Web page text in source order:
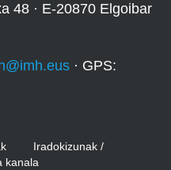
48 · E-20870 Elgoibar
· GPS:
Iradokizunak /
kanala